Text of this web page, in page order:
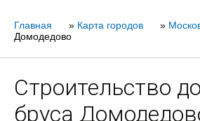
Вы
Главная » Карта городов »
Домодедово
Строительство
бруса